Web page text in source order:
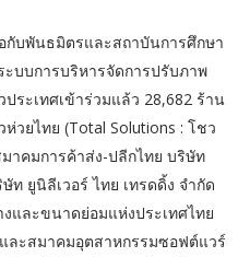
กับพันธมิตรและสถาบันการศึกษา
ะบบการบริหารจัดการปรับภาพ
ะเทศเข้าร่วมแล้ว 28,682 ร้าน
วยไทย (Total Solutions : โชว
าคมการค้าส่ง-ปลีกไทย บริษัท
ยูนิลีเวอร์ ไทย เทรดดิ้ง จำกัด
ละขนาดย่อมแห่งประเทศไทย
ละสมาคมอุตสาหกรรมซอฟต์แวร์